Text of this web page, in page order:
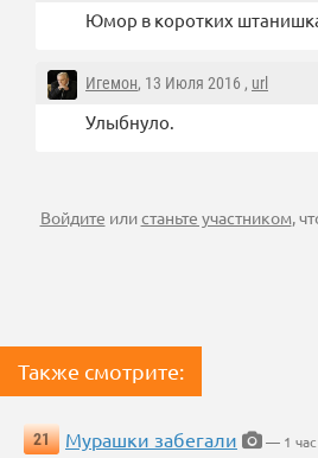
Юмор в коротких
Игемон, 13 Июля 2016 , url
Улыбнуло.
Войдите илистаньте участником,
Также смотрите:
21 Мурашки забегали
— 1